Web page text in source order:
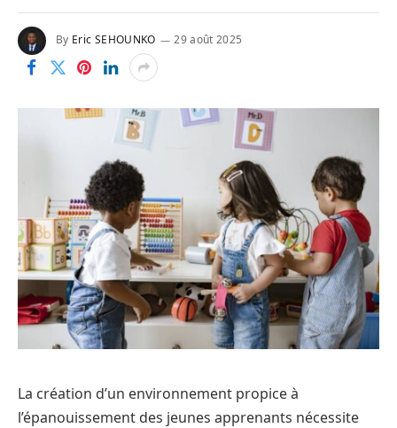
By Eric SEHOUNKO 29 août 2025
La création d’un environnement propice à
l’épanouissement des jeunes apprenants nécessite